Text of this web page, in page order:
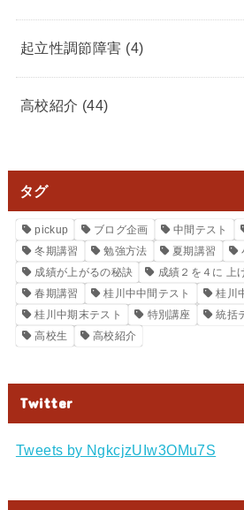
起立性調節障害 (4)
高校紹介 (44)
タグ
pickup ブログ企画 中間テスト
冬期講習
勉強方法 夏期講習
成績が上がるの秘訣
成績２を４に 上
春期講習
桂川中中間テスト
桂川
桂川中期末テスト
特別講座 統括
高校生
高校紹介
Twitter
Tweets by NgkcjzUIw3OMu7S